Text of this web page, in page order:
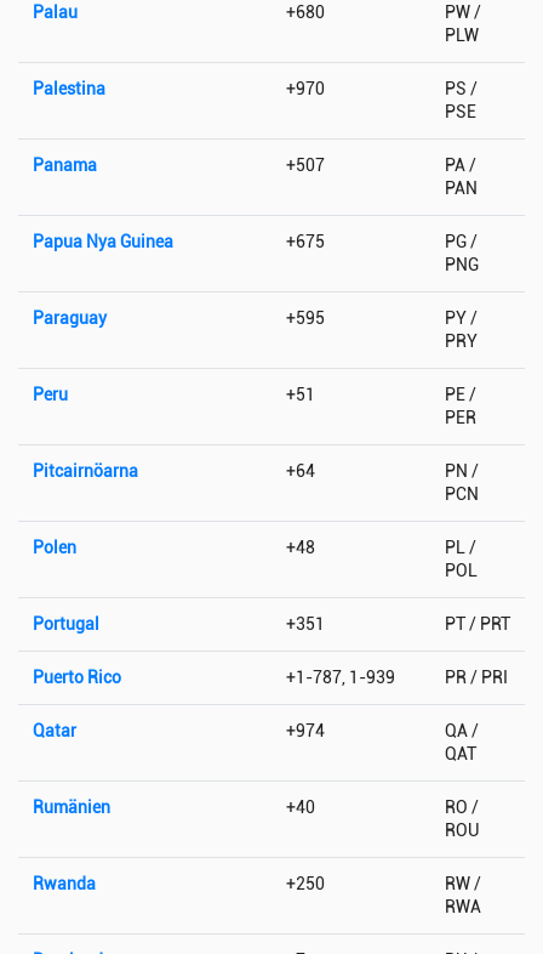
Palau +680
PW /
PLW
Palestina +970
PS /
PSE
Panama +507
PA /
PAN
Papua Nya Guinea +675
PG /
PNG
Paraguay +595
PY /
PRY
Peru +51
PE /
PER
Pitcairnöarna +64
PN /
PCN
Polen +48
PL /
POL
Portugal +351 PT / PRT
Puerto Rico +1-787, 1-939 PR / PRI
Qatar +974
QA /
QAT
Rumänien +40
RO /
ROU
Rwanda +250
RW /
RWA